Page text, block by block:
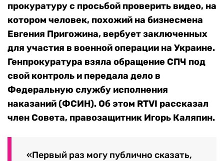
прокуратуру с просьбой проверить видео, на
котором человек, похожий на бизнесмена
Евгения Пригожина, вербует заключенных
для участия в военной операции на Украине.
Генпрокуратура взяла обращение СПЧ под
свой контроль и передала дело в
Федеральную службу исполнения
наказаний (ФСИН). Об этом RTVI рассказал
член Совета, правозащитник Игорь Каляпин.
«Первый раз могу публично сказать,